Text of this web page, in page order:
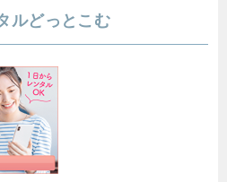
ルどっとこむ